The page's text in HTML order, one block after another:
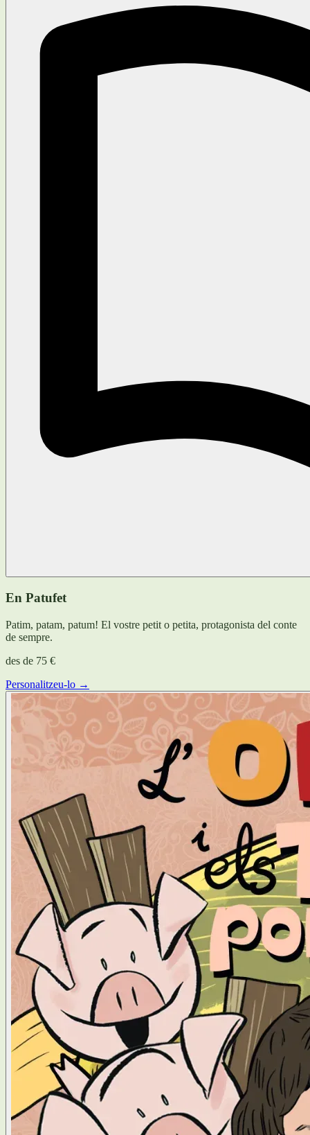
En Patufet
Patim, patam, patum! El vostre petit o petita, protagonista del conte
de sempre.
des de 75 €
Personalitzeu-lo →